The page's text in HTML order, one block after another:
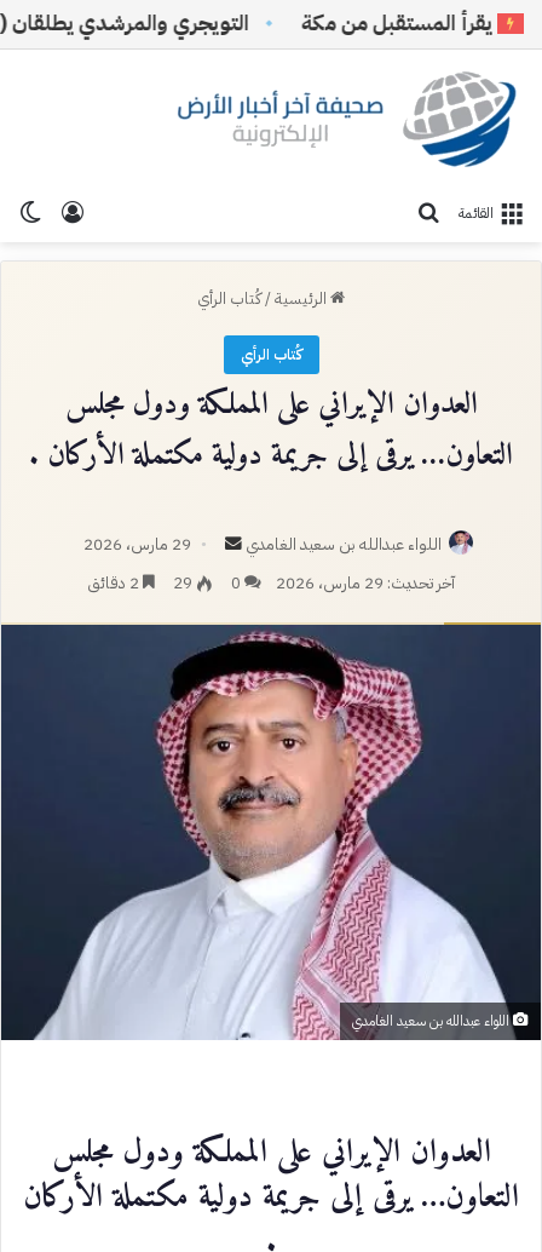
المستقبل من مكة التويجري والمرشدي يطلقان
تسجيل القائمة
الرئيسية/كُتاب الرأي
كُتاب الرأي
العدوان الإيراني على المملكة ودول مجلس
التعاون… يرقى إلى جريمة دولية مكتملة الأركان .
اللواء عبدالله بن سعيد الغامدي
أرسل
بريدا
29 مارس، 2026
آخر تحديث: 29 مارس، 2026
0
29
اللواء عبدالله بن سعيد الغامدي
العدوان الإيراني على المملكة ودول مجلس
التعاون… يرقى إلى جريمة دولية مكتملة الأركان